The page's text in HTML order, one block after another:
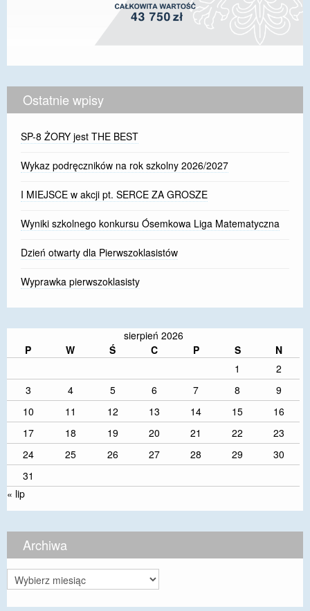
Ostatnie wpisy
SP-8 ŻORY jest THE BEST
Wykaz podręczników na rok szkolny 2026/2027
I MIEJSCE w akcji pt. SERCE ZA GROSZE
Wyniki szkolnego konkursu Ósemkowa Liga Matematyczna
Dzień otwarty dla Pierwszoklasistów
Wyprawka pierwszoklasisty
sierpień 2026
P
W Ś C P S
N
1
2
3
4 5 6 7 8
9
10
11 12 13 14 15
16
17
18 19 20 21 22
23
24
25 26 27 28 29
30
31
« lip
Archiwa
Archiwa